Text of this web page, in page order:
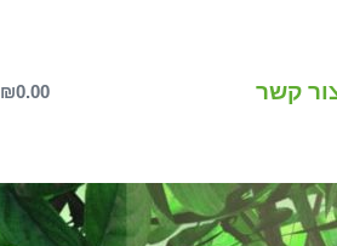
קשר ₪0.00